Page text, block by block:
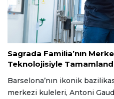
23 Haziran 2026
Sagrada Familia’nın
Teknolojisiyle
Barselona’nın ikonik
merkezi kuleleri, Antoni